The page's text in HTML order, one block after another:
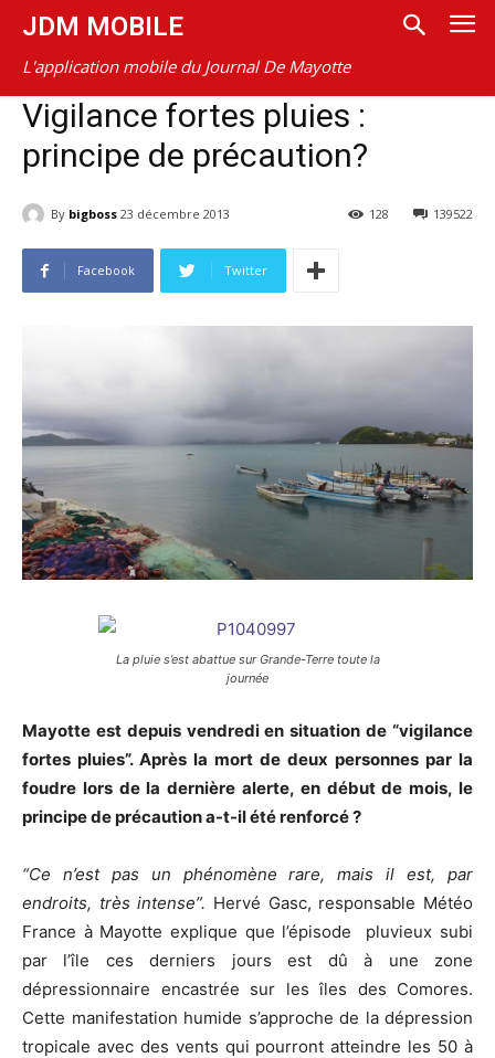
JDM MOBILE
L'application mobile du Journal De Mayotte
Vigilance fortes pluies :
principe de précaution?
By bigboss 23 décembre 2013 139522
128
Facebook Twitter
La pluie s’est abattue sur Grande-Terre toute la
journée
Mayotte est depuis vendredi en situation de “vigilance
fortes pluies”. Après la mort de deux personnes par la
foudre lors de la dernière alerte, en début de mois, le
principe de précaution a-t-il été renforcé ?
“Ce n’est pas un phénomène rare, mais il est, par
endroits, très intense”. Hervé Gasc, responsable Météo
France à Mayotte explique que l’épisode pluvieux subi
par l’île ces derniers jours est dû à une zone
dépressionnaire encastrée sur les îles des Comores.
Cette manifestation humide s’approche de la dépression
tropicale avec des vents qui pourront atteindre les 50 à